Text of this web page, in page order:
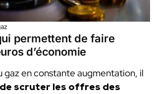
permettent de faire
d’économie
gaz en constante augmentation, il
scruter les offres des